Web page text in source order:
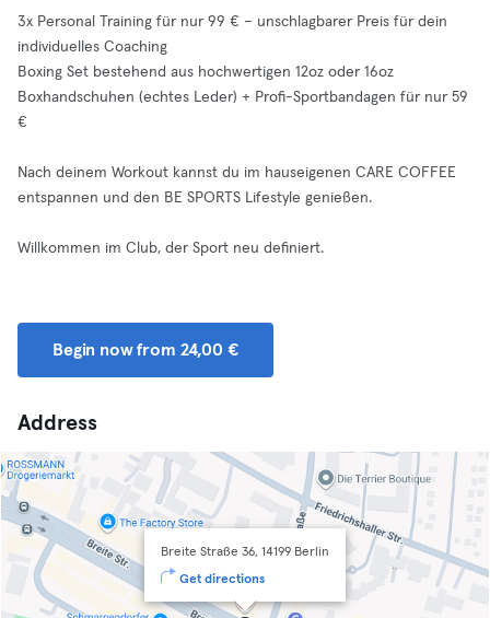
3x Personal Training für nur 99 € – unschlagbarer Preis für dein
individuelles Coaching
Boxing Set bestehend aus hochwertigen 12oz oder 16oz
Boxhandschuhen (echtes Leder) + Profi-Sportbandagen für nur 59
€
Nach deinem Workout kannst du im hauseigenen CARE COFFEE
entspannen und den BE SPORTS Lifestyle genießen.
Willkommen im Club, der Sport neu definiert.
Begin now from 24,00 €
Address
Breite Straße 36, 14199 Berlin
Get directions